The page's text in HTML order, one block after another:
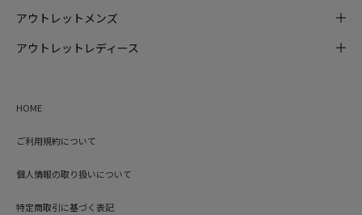
アウトレットメンズ
アウトレットレディース
HOME
ご利用規約について
個人情報の取り扱いについて
特定商取引に基づく表記